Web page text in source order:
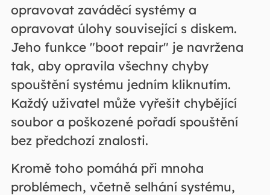
opravovat zaváděcí systémy a
opravovat úlohy související s diskem.
Jeho funkce "boot repair" je navržena
tak, aby opravila všechny chyby
spouštění systému jedním kliknutím.
Každý uživatel může vyřešit chybějící
soubor a poškozené pořadí spouštění
bez předchozí znalosti.
Kromě toho pomáhá při mnoha
problémech, včetně selhání systému,